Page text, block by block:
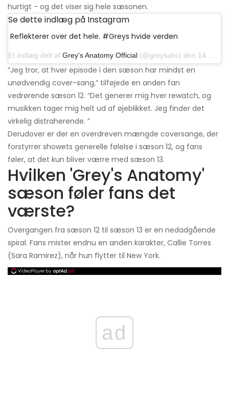
hurtigt - og det viser sig hele sæsonen.
Se dette indlæg på Instagram
Reflekterer over det hele. #Greys hvide verden
Et indlæg delt af Grey's Anatomy Official (@greysabc) den 14. november 2019 kl. 17:32 PST
”Jeg tror, ​​at hver episode i den sæson har mindst en
unødvendig cover-sang,” tilføjede en anden fan
vedrørende sæson 12. “Det generer mig hver rewatch, og
musikken tager mig helt ud af øjeblikket. Jeg finder det
virkelig distraherende. ”
Derudover er der en overdreven mængde coversange, der
forstyrrer showets generelle følelse i sæson 12, og fans
føler, at det kun bliver værre med sæson 13.
Hvilken 'Grey's Anatomy'
sæson føler fans det
værste?
Overgangen fra sæson 12 til sæson 13 er en nedadgående
spiral. Fans mister endnu en anden karakter, Callie Torres
(Sara Ramirez), når hun flytter til New York.
ad